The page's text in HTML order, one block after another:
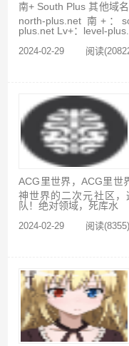
南+ South Plus 其他域
north-plus.net 南+：
plus.net Lv+：level-
2024-02-29 阅读
ACG里世界，ACG里世
神世界的二次元社区
队！绝对领域，死库水
2024-02-29 阅读(8355)